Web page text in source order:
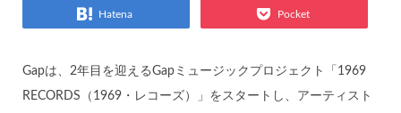
Hatena Pocket
Gapは、2年目を迎えるGapミュージックプロジェクト「1969
RECORDS（1969・レコーズ）」をスタートし、アーティスト